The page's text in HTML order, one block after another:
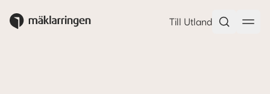
Till Utland